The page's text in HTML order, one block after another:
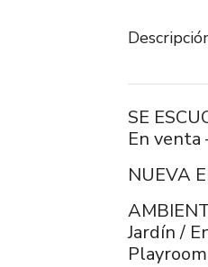
SE
En venta
NUEVA
Jardín /